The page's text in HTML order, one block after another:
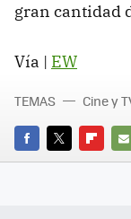
gran cantidad
Vía | EW
FACEBOOK
TWITTER
E-
TEMAS Cine y